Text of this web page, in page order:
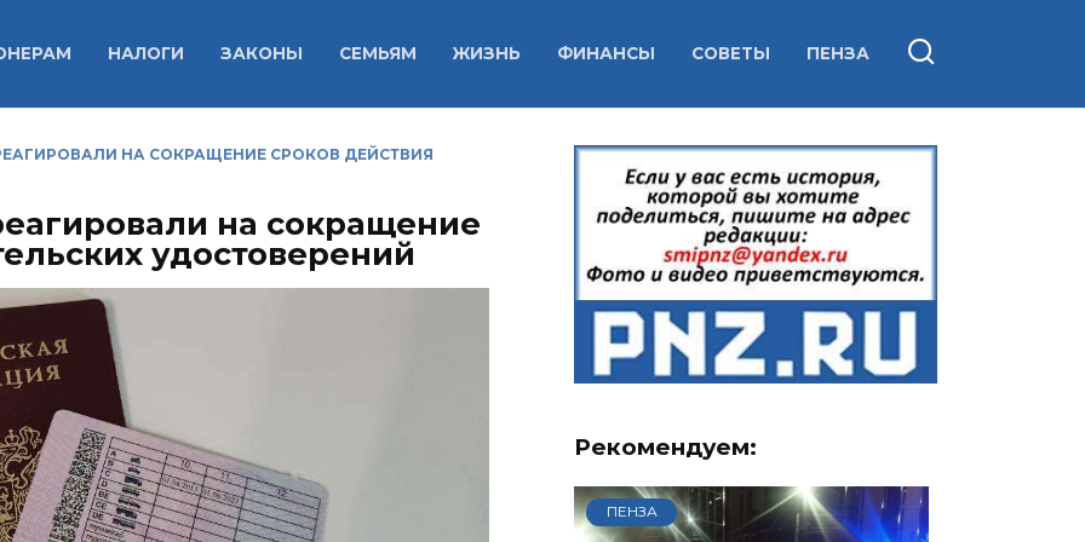
НАЛОГИ ЗАКОНЫ СЕМЬЯМ ЖИЗНЬ ФИНАНСЫ СОВЕТЫ ПЕНЗА
НА СОКРАЩЕНИЕ СРОКОВ ДЕЙСТВИЯ
на сокращение
удостоверений
Рекомендуем:
ПЕНЗА